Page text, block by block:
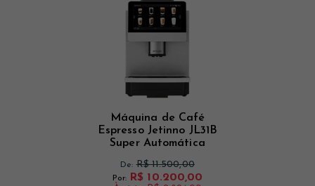
Máquina de Café
Espresso Jetinno JL31B
Super Automática
De:R$ 11.500,00
Por: R$ 10.200,00